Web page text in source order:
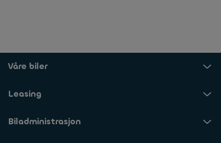
Våre biler
Leasing
Biladministrasjon